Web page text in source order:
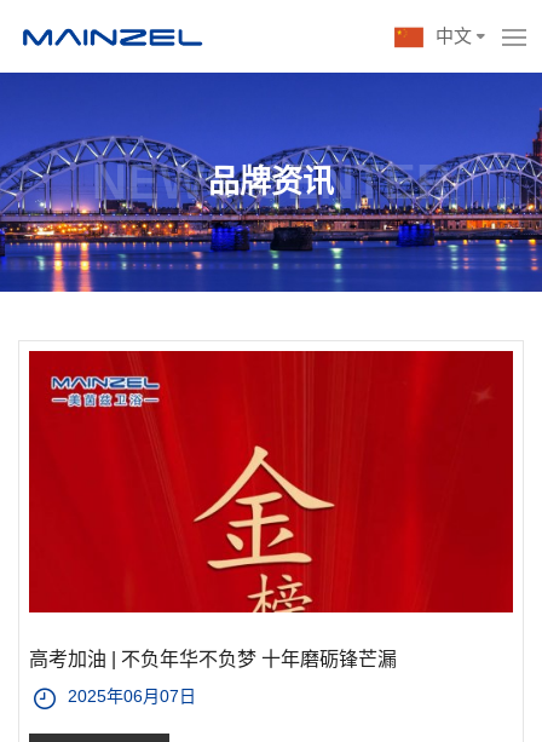
中文
NEWS CENTER
品牌资讯
高考加油 | 不负年华不负梦 十年磨砺锋芒漏
2025年06月07日